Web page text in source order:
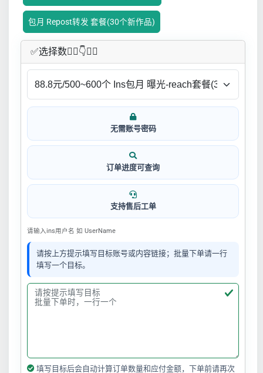
包月 Repost转发 套餐(30个新作品)
✅​选择数👇🏻​​👇👇🏻​​
无需账号密码
订单进度可查询
支持售后工单
请输入ins用户名 如 UserName
请按上方提示填写目标账号或内容链接；批量下单请一行
填写一个目标。
填写目标后会自动计算订单数量和应付金额，下单前请再次